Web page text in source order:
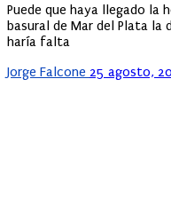
Puede que haya llegado la
basural de Mar del Plata la
haría falta
Jorge Falcone Posted
25 agosto,